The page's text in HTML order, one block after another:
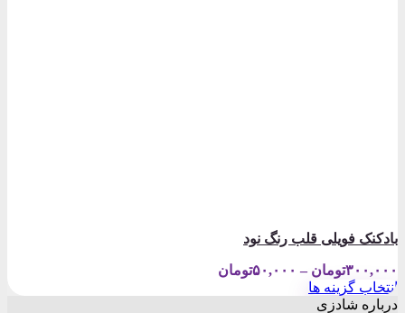
بادکنک فویلی قلب رنگ نود
۳۰۰,۰۰۰تومان – ۵۰,۰۰۰تومان
انتخاب گزینه ها
این
درباره شادزی